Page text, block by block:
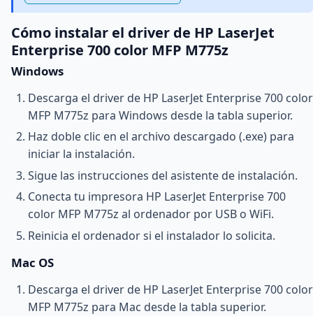
Cómo instalar el driver de HP LaserJet
Enterprise 700 color MFP M775z
Windows
Descarga el driver de HP LaserJet Enterprise 700 color
MFP M775z para Windows desde la tabla superior.
Haz doble clic en el archivo descargado (.exe) para
iniciar la instalación.
Sigue las instrucciones del asistente de instalación.
Conecta tu impresora HP LaserJet Enterprise 700
color MFP M775z al ordenador por USB o WiFi.
Reinicia el ordenador si el instalador lo solicita.
Mac OS
Descarga el driver de HP LaserJet Enterprise 700 color
MFP M775z para Mac desde la tabla superior.